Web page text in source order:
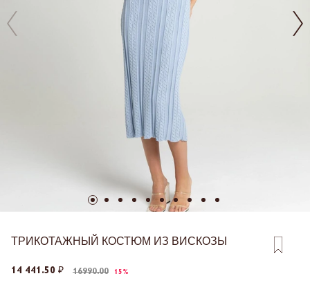
ТРИКОТАЖНЫЙ КОСТЮМ ИЗ ВИСКОЗЫ
14 441.50 ₽ 16990.00 15%